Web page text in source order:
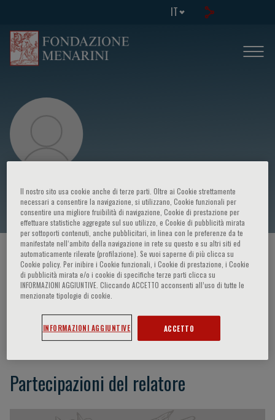
IT
Sean Ekins
HOME PAGE / CORSI ED EVENTI / RELATORE
Sean Ekins
Partecipazioni del relatore
Il nostro sito usa cookie anche di terze parti. Oltre ai Cookie strettamente
necessari a consentire la navigazione, si utilizzano, Cookie funzionali per
consentire una migliore fruibilità di navigazione, Cookie di prestazione per
effettuare statistiche aggregate sul suo utilizzo, e Cookie di pubblicità mirata
per sottoporti contenuti, anche pubblicitari, in linea con le preferenze da te
manifestate nell‘ambito della navigazione in rete su questo e su altri siti ed
automaticamente rilevate (profilazione). Se vuoi saperne di più clicca su
Cookie policy. Per inibire i Cookie funzionali, i Cookie di prestazione, i Cookie
di pubblicità mirata e/o i cookie di specifiche terze parti clicca su
INFORMAZIONI AGGIUNTIVE. Cliccando ACCETTO acconsenti all’uso di tutte le
menzionate tipologie di cookie.
INFORMAZIONI AGGIUNTIVE ACCETTO